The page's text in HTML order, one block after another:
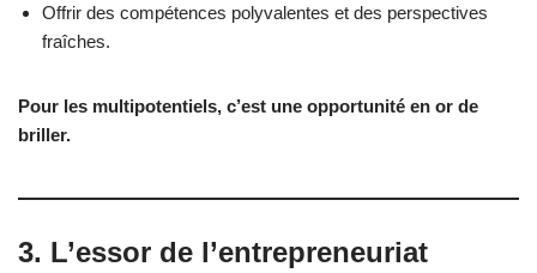
Offrir des compétences polyvalentes et des perspectives
fraîches.
Pour les multipotentiels, c’est une opportunité en or de
briller.
3. L’essor de l’entrepreneuriat